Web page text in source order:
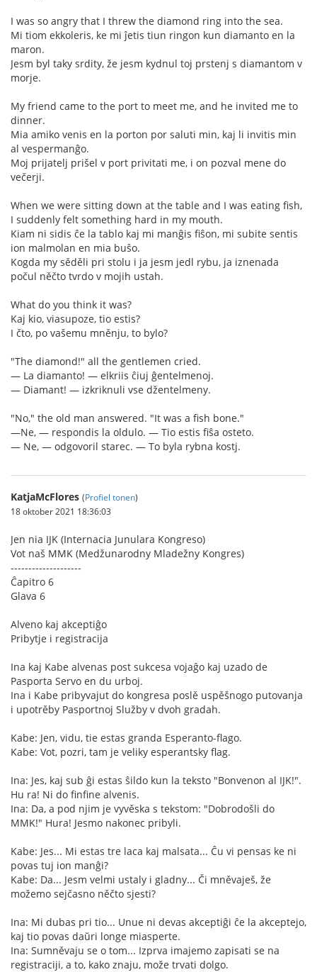
I was so angry that I threw the diamond ring into the sea.
Mi tiom ekkoleris, ke mi ĵetis tiun ringon kun diamanto en la
maron.
Jesm byl taky srdity, že jesm kydnul toj prstenj s diamantom v
morje.
My friend came to the port to meet me, and he invited me to
dinner.
Mia amiko venis en la porton por saluti min, kaj li invitis min
al vespermanĝo.
Moj prijatelj prišel v port privitati me, i on pozval mene do
večerji.
When we were sitting down at the table and I was eating fish,
I suddenly felt something hard in my mouth.
Kiam ni sidis ĉe la tablo kaj mi manĝis fiŝon, mi subite sentis
ion malmolan en mia buŝo.
Kogda my sěděli pri stolu i ja jesm jedl rybu, ja iznenada
počul něčto tvrdo v mojih ustah.
What do you think it was?
Kaj kio, viasupoze, tio estis?
I čto, po vašemu mněnju, to bylo?
"The diamond!" all the gentlemen cried.
— La diamanto! — elkriis ĉiuj ĝentelmenoj.
— Diamant! — izkriknuli vse džentelmeny.
"No," the old man answered. "It was a fish bone."
—Ne, — respondis la oldulo. — Tio estis fiŝa osteto.
— Ne, — odgovoril starec. — To byla rybna kostj.
KatjaMcFlores (Profiel tonen)
18 oktober 2021 18:36:03
Jen nia IJK (Internacia Junulara Kongreso)
Vot naš MMK (Medžunarodny Mladežny Kongres)
--------------------
Ĉapitro 6
Glava 6
Alveno kaj akceptiĝo
Pribytje i registracija
Ina kaj Kabe alvenas post sukcesa vojaĝo kaj uzado de
Pasporta Servo en du urboj.
Ina i Kabe pribyvajut do kongresa poslě uspěšnogo putovanja
i upotrěby Pasportnoj Služby v dvoh gradah.
Kabe: Jen, vidu, tie estas granda Esperanto-flago.
Kabe: Vot, pozri, tam je veliky esperantsky flag.
Ina: Jes, kaj sub ĝi estas ŝildo kun la teksto "Bonvenon al IJK!".
Hu ra! Ni do finfine alvenis.
Ina: Da, a pod njim je vyvěska s tekstom: "Dobrodošli do
MMK!" Hura! Jesmo nakonec pribyli.
Kabe: Jes... Mi estas tre laca kaj malsata... Ĉu vi pensas ke ni
povas tuj ion manĝi?
Kabe: Da... Jesm velmi ustaly i gladny... Či mněvaješ, že
možemo sejčasno něčto sjesti?
Ina: Mi dubas pri tio... Unue ni devas akceptiĝi ĉe la akceptejo,
kaj tio povas daŭri longe miasperte.
Ina: Sumněvaju se o tom... Izprva imajemo zapisati se na
registraciji, a to, kako znaju, može trvati dolgo.